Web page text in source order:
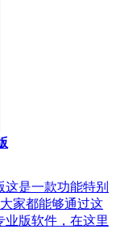
这是一款功能特别
家都能够通过这
业版软件，在这里